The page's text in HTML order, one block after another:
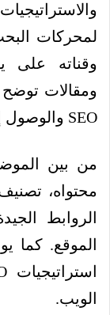
لمحركات
وقناته على
ومقالات
SEO والوصول إلى نتائج إيجابية.
من بين
محتواه،
الروابط
الموقع. كما
الويب.